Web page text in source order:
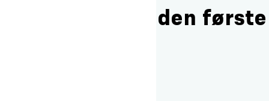
grundskemaet den første